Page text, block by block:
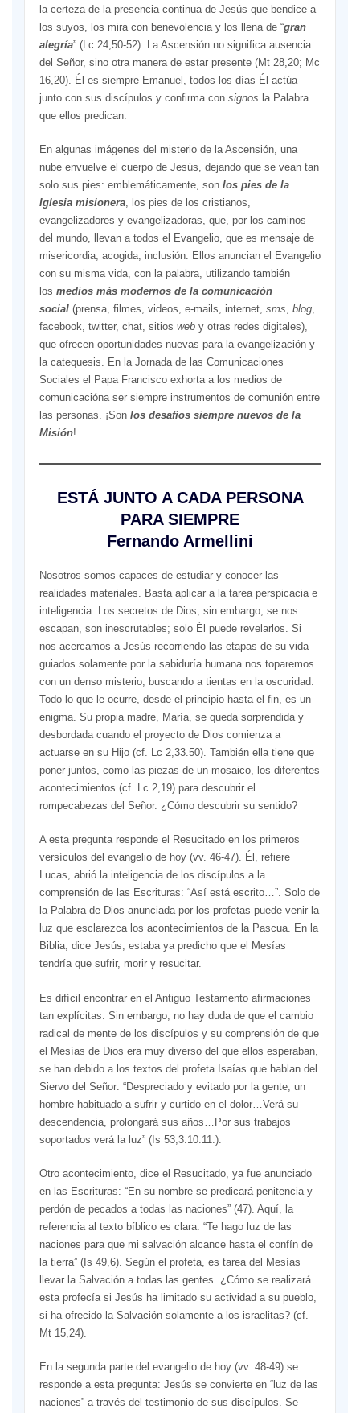
la certeza de la presencia continua de Jesús que bendice a
los suyos, los mira con benevolencia y los llena de “gran
alegría” (Lc 24,50-52).
La Ascensión no significa ausencia
del Señor, sino otra manera de estar presente (Mt 28,20; Mc
16,20). Él es siempre Emanuel, todos los días Él actúa
junto con sus discípulos y confirma con signos la Palabra
que ellos predican.
En algunas imágenes del misterio de la Ascensión, una
nube envuelve el cuerpo de Jesús, dejando que se vean tan
solo sus pies: emblemáticamente, son los pies de la
Iglesia misionera, los pies de los cristianos,
evangelizadores y evangelizadoras, que, por los caminos
del mundo, llevan a todos el Evangelio, que es mensaje de
misericordia, acogida, inclusión. Ellos anuncian el Evangelio
con su misma vida, con la palabra, utilizando también
los medios más modernos de la comunicación
social(prensa, filmes, videos, e-mails, internet, sms, blog,
facebook, twitter, chat, sitios weby otras redes digitales),
que ofrecen oportunidades nuevas para la evangelización y
la catequesis. En la Jornada de las Comunicaciones
Sociales el Papa Francisco exhorta a los medios de
comunicacióna ser siempre instrumentos de comunión entre
las personas. ¡Son los desafíos siempre nuevos de la
Misión!
ESTÁ JUNTO A CADA PERSONA
PARA SIEMPRE
Fernando Armellini
Nosotros somos capaces de estudiar y conocer las
realidades materiales. Basta aplicar a la tarea perspicacia e
inteligencia. Los secretos de Dios, sin embargo, se nos
escapan, son inescrutables; solo Él puede revelarlos. Si
nos acercamos a Jesús recorriendo las etapas de su vida
guiados solamente por la sabiduría humana nos toparemos
con un denso misterio, buscando a tientas en la oscuridad.
Todo lo que le ocurre, desde el principio hasta el fin, es un
enigma. Su propia madre, María, se queda sorprendida y
desbordada cuando el proyecto de Dios comienza a
actuarse en su Hijo (cf. Lc 2,33.50). También ella tiene que
poner juntos, como las piezas de un mosaico, los diferentes
acontecimientos (cf. Lc 2,19) para descubrir el
rompecabezas del Señor. ¿Cómo descubrir su sentido?
A esta pregunta responde el Resucitado en los primeros
versículos del evangelio de hoy (vv. 46-47). Él, refiere
Lucas, abrió la inteligencia de los discípulos a la
comprensión de las Escrituras: “Así está escrito…”. Solo de
la Palabra de Dios anunciada por los profetas puede venir la
luz que esclarezca los acontecimientos de la Pascua. En la
Biblia, dice Jesús, estaba ya predicho que el Mesías
tendría que sufrir, morir y resucitar.
Es difícil encontrar en el Antiguo Testamento afirmaciones
tan explícitas. Sin embargo, no hay duda de que el cambio
radical de mente de los discípulos y su comprensión de que
el Mesías de Dios era muy diverso del que ellos esperaban,
se han debido a los textos del profeta Isaías que hablan del
Siervo del Señor: “Despreciado y evitado por la gente, un
hombre habituado a sufrir y curtido en el dolor…Verá su
descendencia, prolongará sus años…Por sus trabajos
soportados verá la luz” (Is 53,3.10.11.).
Otro acontecimiento, dice el Resucitado, ya fue anunciado
en las Escrituras: “En su nombre se predicará penitencia y
perdón de pecados a todas las naciones” (47). Aquí, la
referencia al texto bíblico es clara: “Te hago luz de las
naciones para que mi salvación alcance hasta el confín de
la tierra” (Is 49,6). Según el profeta, es tarea del Mesías
llevar la Salvación a todas las gentes. ¿Cómo se realizará
esta profecía si Jesús ha limitado su actividad a su pueblo,
si ha ofrecido la Salvación solamente a los israelitas? (cf.
Mt 15,24).
En la segunda parte del evangelio de hoy (vv. 48-49) se
responde a esta pregunta: Jesús se convierte en “luz de las
naciones” a través del testimonio de sus discípulos. Se